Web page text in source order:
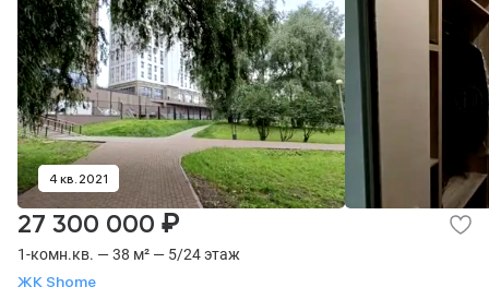
4 кв. 2021
1-комн.кв. — 38 м² — 5/24 этаж
ЖК Shome
27 300 000 ₽